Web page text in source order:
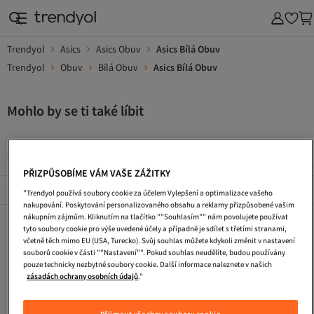
Trendyol Asics Asics Obuv
Asics Bílá Obuv
Trendyol
Obuv Bílá Obuv Asics Bílá Obuv
Mohlo by se ti také líbit
Popularni Značky Zobrazit vše
Zimni Boty Turisticke Boty
Pracovni Boty
Kabelka
Tasky Pres Rameno
Ledvinka
Dlouhe Vecerni Saty
Saty S Flitry
Taska Na Laptop
PŘIZPŮSOBÍME VÁM VAŠE ZÁŽITKY
"Trendyol používá soubory cookie za účelem Vylepšení a optimalizace vašeho
nakupování. Poskytování personalizovaného obsahu a reklamy přizpůsobené vašim
nákupním zájmům. Kliknutím na tlačítko ""Souhlasím"" nám povolujete používat
tyto soubory cookie pro výše uvedené účely a případně je sdílet s třetími stranami,
včetně těch mimo EU (USA, Turecko). Svůj souhlas můžete kdykoli změnit v nastavení
souborů cookie v části ""Nastavení"". Pokud souhlas neudělíte, budou používány
pouze technicky nezbytné soubory cookie. Další informace naleznete v našich
zásadách ochrany osobních údajů."